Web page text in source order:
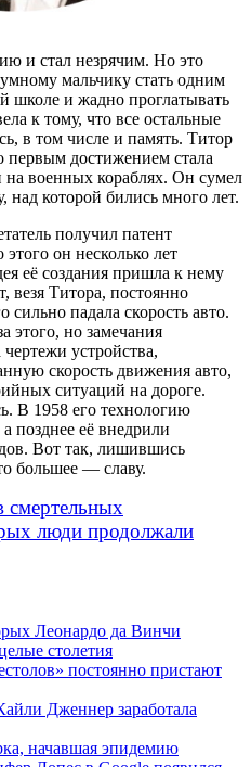
и стал незрячим. Но это
мальчику стать одним
школе и жадно проглатывать
к тому, что все остальные
в том числе и память. Титор
первым достижением стала
на военных кораблях. Он сумел
которой бились много лет.
получил патент
этого он несколько лет
её создания пришла к нему
везя Титора, постоянно
сильно падала скорость авто.
этого, но замечания
устройства,
скорость движения авто,
ситуаций на дороге.
В 1958 его технологию
позднее её внедрили
Вот так, лишившись
большее — славу.
смертельных
люди продолжали
Леонардо да Винчи
столетия
постоянно пристают
Дженнер заработала
начавшая эпидемию